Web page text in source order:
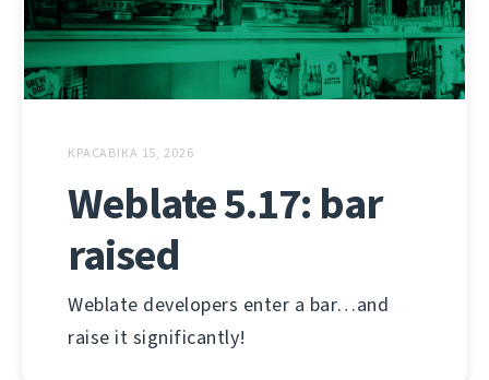
КРАСАВІКА 15, 2026
Weblate 5.17: bar
raised
Weblate developers enter a bar…and
raise it significantly!